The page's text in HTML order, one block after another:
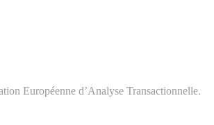
Européenne d’Analyse Transactionnelle.